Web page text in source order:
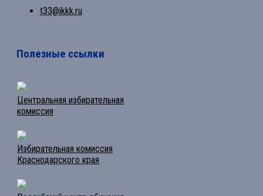
t33@ikkk.ru
Полезные ссылки
Центральная избирательная
комиссия
Избирательная комиссия
Краснодарского края